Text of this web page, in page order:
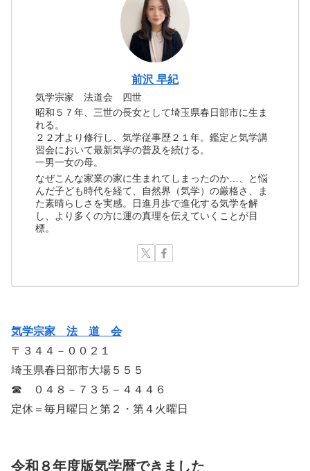
前沢 早紀
気学宗家 法道会 四世
昭和５７年、三世の長女として埼玉県春日部市に生ま
れる。
２２才より修行し、気学従事歴２１年。鑑定と気学講
習会において最新気学の普及を続ける。
一男一女の母。
なぜこんな家業の家に生まれてしまったのか…、と悩
んだ子ども時代を経て、自然界（気学）の厳格さ、ま
た素晴らしさを実感。日進月歩で進化する気学を解
し、より多くの方に運の真理を伝えていくことが目
標。
気学宗家 法 道 会
〒３４４－００２１
埼玉県春日部市大場５５５
☎ ０４８－７３５－４４４６
定休＝毎月曜日と第２・第４火曜日
令和８年度版気学暦できました